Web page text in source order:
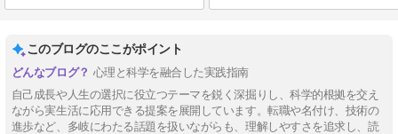
このブログのここがポイント
心理と科学を融合した実践指南
自己成長や人生の選択に役立つテーマを鋭く深掘りし、科学的根拠を交え
ながら実生活に応用できる提案を展開しています。転職や名付け、技術の
進歩など、多岐にわたる話題を扱いながらも、理解しやすさを追求し、読